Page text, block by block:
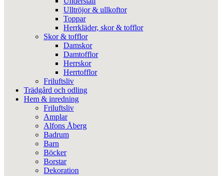
Ulltröjor & ullkoftor
Toppar
Herrkläder, skor & tofflor
Skor & tofflor
Damskor
Damtofflor
Herrskor
Herrtofflor
Friluftsliv
Trädgård och odling
Hem & inredning
Friluftsliv
Amplar
Alfons Åberg
Badrum
Barn
Böcker
Borstar
Dekoration